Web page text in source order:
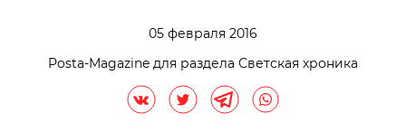
05 февраля 2016
Posta-Magazine для раздела Светская хроника